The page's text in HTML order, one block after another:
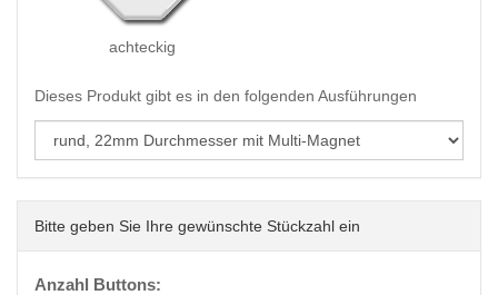
achteckig
Dieses Produkt gibt es in den folgenden Ausführungen
Bitte geben Sie Ihre gewünschte Stückzahl ein
Anzahl Buttons: